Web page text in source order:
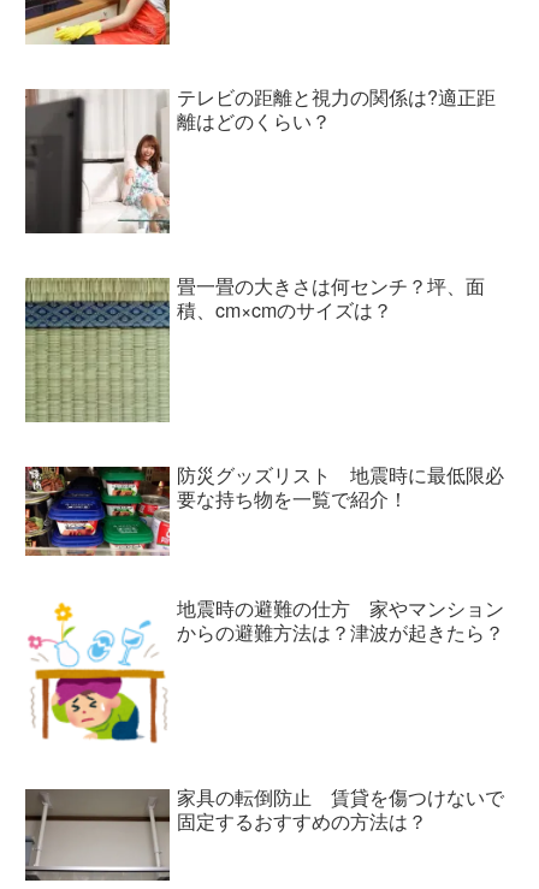
テレビの距離と視力の関係は?適正距
離はどのくらい？
畳一畳の大きさは何センチ？坪、面
積、cm×cmのサイズは？
防災グッズリスト 地震時に最低限必
要な持ち物を一覧で紹介！
地震時の避難の仕方 家やマンション
からの避難方法は？津波が起きたら？
家具の転倒防止 賃貸を傷つけないで
固定するおすすめの方法は？